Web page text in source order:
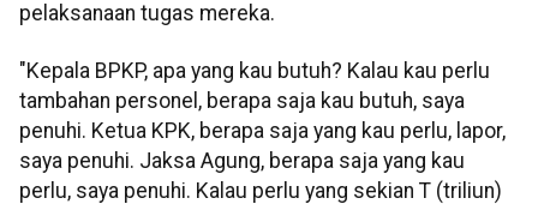
pelaksanaan tugas mereka.
"Kepala BPKP, apa yang kau butuh? Kalau kau perlu
tambahan personel, berapa saja kau butuh, saya
penuhi. Ketua KPK, berapa saja yang kau perlu, lapor,
saya penuhi. Jaksa Agung, berapa saja yang kau
perlu, saya penuhi. Kalau perlu yang sekian T (triliun)